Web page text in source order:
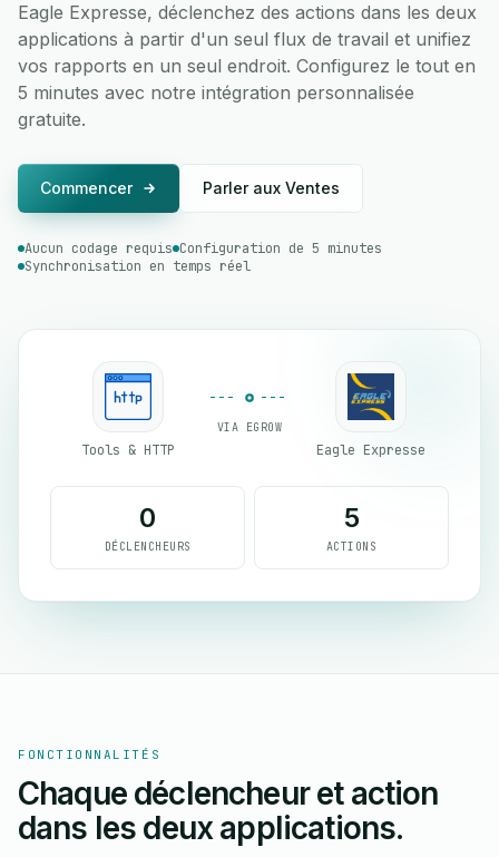
Eagle Expresse, déclenchez des actions dans les deux
applications à partir d'un seul flux de travail et unifiez
vos rapports en un seul endroit. Configurez le tout en
5 minutes avec notre intégration personnalisée
gratuite.
Commencer Parler aux Ventes
Aucun codage requis Configuration de 5 minutes
Synchronisation en temps réel
Tools & HTTP
VIA EGROW
Eagle Expresse
0
DÉCLENCHEURS
5
ACTIONS
FONCTIONNALITÉS
Chaque déclencheur et action
dans les deux applications.